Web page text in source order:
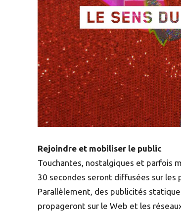
Rejoindre et mobiliser le public
Touchantes, nostalgiques et parfois
30 secondes seront diffusées sur les
Parallèlement, des publicités
propageront sur le Web et les